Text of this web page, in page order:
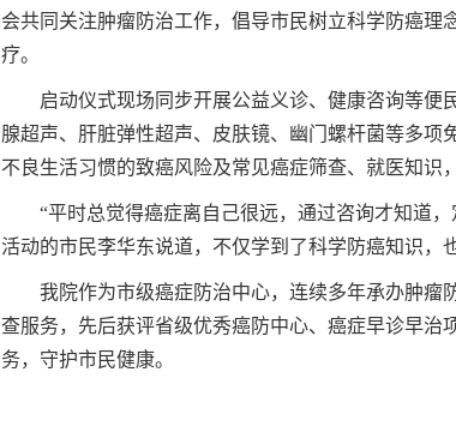
会共同关注肿瘤防治工作，倡导市民树立科学防癌
疗。
启动仪式现场同步开展公益义诊、健康咨询等
腺超声、肝脏弹性超声、皮肤镜、幽门螺杆菌等多
不良生活习惯的致癌风险及常见癌症筛查、就医知识
“平时总觉得癌症离自己很远，通过咨询才知道
活动的市民李华东说道，不仅学到了科学防癌知识，
我院作为市级癌症防治中心，连续多年承办肿瘤
查服务，先后获评省级优秀癌防中心、癌症早诊早
务，守护市民健康。